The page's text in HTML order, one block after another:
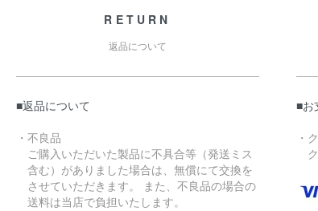
RETURN
返品について
■返品について
・不良品
ご購入いただいた製品に不具合等（発送ミス
含む）がありました場合は、無償にて交換を
させていただきます。 また、不良品の場合の
送料は当店で負担いたします。
■お
・